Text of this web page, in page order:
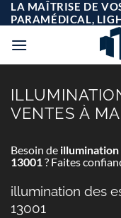
Passer
au
contenu
LA MAÎTRISE DE
PARAMÉDICAL,
VENTES À
Besoin de illumination
13001? Faites
illumination des
13001